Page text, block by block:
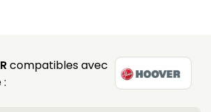
compatibles avec